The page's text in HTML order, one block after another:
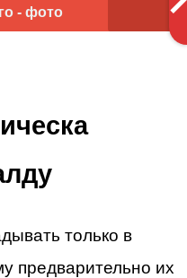
- фото
только в
предварительно их